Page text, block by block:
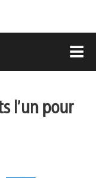
l’un pour